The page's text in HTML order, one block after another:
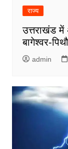
राज्य
उत्तराखंड में
बागेश्वर-
admin